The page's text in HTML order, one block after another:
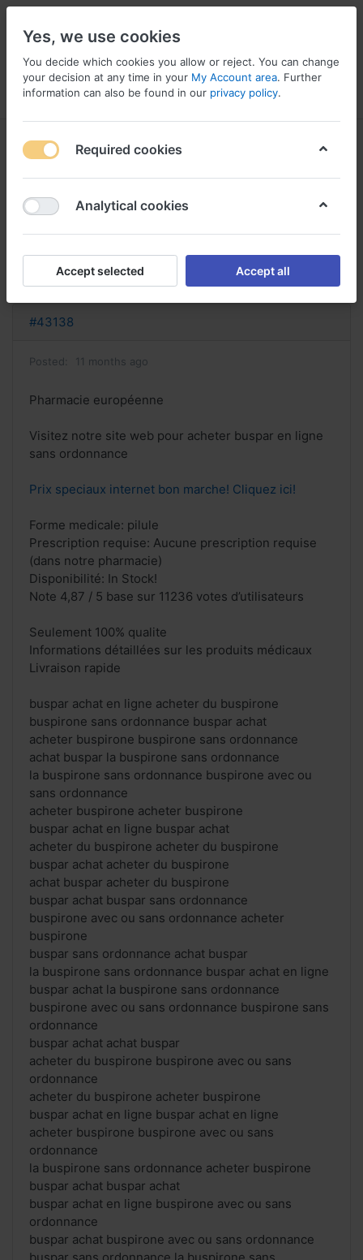
Menu Log in Compare Wishlist
buspar sans ordonnance buspar
achat
Reply
#43138
Posted: 11 months ago
Pharmacie européenne
Visitez notre site web pour acheter buspar en ligne
sans ordonnance
Prix speciaux internet bon marche! Cliquez ici!
Forme medicale: pilule
Prescription requise: Aucune prescription requise
(dans notre pharmacie)
Disponibilité: In Stock!
Note 4,87 / 5 base sur 11236 votes d’utilisateurs
Seulement 100% qualite
Informations détaillées sur les produits médicaux
Livraison rapide
buspar achat en ligne acheter du buspirone
buspirone sans ordonnance buspar achat
acheter buspirone buspirone sans ordonnance
achat buspar la buspirone sans ordonnance
la buspirone sans ordonnance buspirone avec ou
sans ordonnance
acheter buspirone acheter buspirone
buspar achat en ligne buspar achat
acheter du buspirone acheter du buspirone
buspar achat acheter du buspirone
achat buspar acheter du buspirone
buspar achat buspar sans ordonnance
buspirone avec ou sans ordonnance acheter
buspirone
buspar sans ordonnance achat buspar
la buspirone sans ordonnance buspar achat en ligne
buspar achat la buspirone sans ordonnance
buspirone avec ou sans ordonnance buspirone sans
ordonnance
buspar achat achat buspar
acheter du buspirone buspirone avec ou sans
ordonnance
acheter du buspirone acheter buspirone
buspar achat en ligne buspar achat en ligne
acheter buspirone buspirone avec ou sans
ordonnance
la buspirone sans ordonnance acheter buspirone
buspar achat buspar achat
buspar achat en ligne buspirone avec ou sans
ordonnance
buspar achat buspirone avec ou sans ordonnance
Yes, we use cookies
You decide which cookies you allow or reject. You can change
your decision at any time in your My Account area. Further
information can also be found in our privacy policy.
Required cookies
Analytical cookies
Accept selected Accept all